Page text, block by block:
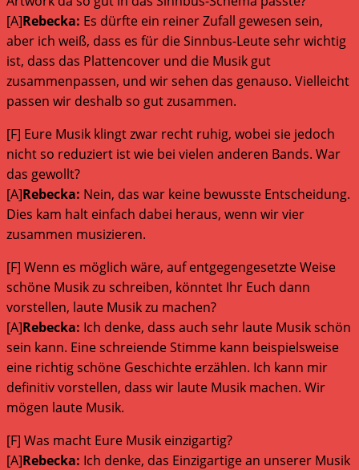
[A]Rebecka: Es dürfte ein reiner Zufall gewesen sein,
aber ich weiß, dass es für die Sinnbus-Leute sehr wichtig
ist, dass das Plattencover und die Musik gut
zusammenpassen, und wir sehen das genauso. Vielleicht
passen wir deshalb so gut zusammen.
[F] Eure Musik klingt zwar recht ruhig, wobei sie jedoch
nicht so reduziert ist wie bei vielen anderen Bands. War
das gewollt?
[A]Rebecka: Nein, das war keine bewusste Entscheidung.
Dies kam halt einfach dabei heraus, wenn wir vier
zusammen musizieren.
[F] Wenn es möglich wäre, auf entgegengesetzte Weise
schöne Musik zu schreiben, könntet Ihr Euch dann
vorstellen, laute Musik zu machen?
[A]Rebecka: Ich denke, dass auch sehr laute Musik schön
sein kann. Eine schreiende Stimme kann beispielsweise
eine richtig schöne Geschichte erzählen. Ich kann mir
definitiv vorstellen, dass wir laute Musik machen. Wir
mögen laute Musik.
[F] Was macht Eure Musik einzigartig?
[A]Rebecka: Ich denke, das Einzigartige an unserer Musik